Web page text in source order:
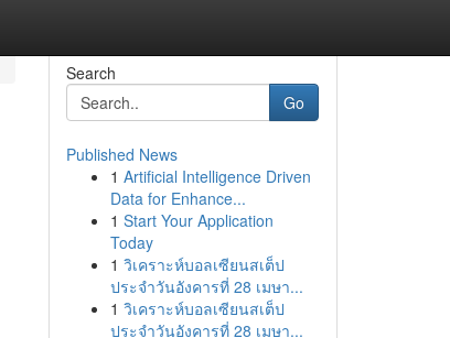
Search
Go
Published News
1 Artificial Intelligence Driven
Data for Enhance...
1 Start Your Application
Today
1 วิเคราะห์บอลเซียนสเต็ป
ประจำวันอังคารที่ 28 เมษา...
1 วิเคราะห์บอลเซียนสเต็ป
ประจำวันอังคารที่ 28 เมษา...